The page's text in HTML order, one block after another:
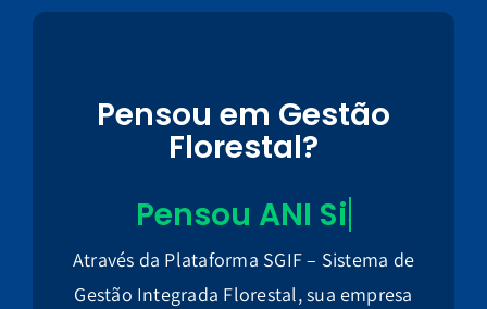
Pensou em Gestão
Florestal?
Através da Plataforma SGIF – Sistema de
Gestão Integrada Florestal, sua empresa